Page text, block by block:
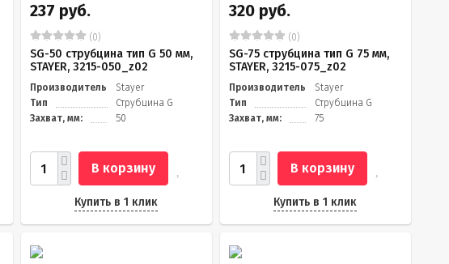
237 руб.
(0)
SG-50 струбцина тип G 50 мм,
STAYER, 3215-050_z02
Производитель
Stayer
Тип
Струбцина G
Захват, мм:
50
В корзину
Купить в 1 клик
320 руб.
(0)
SG-75 струбцина тип G 75 мм,
STAYER, 3215-075_z02
Производитель
Stayer
Тип
Струбцина G
Захват, мм:
75
В корзину
Купить в 1 клик